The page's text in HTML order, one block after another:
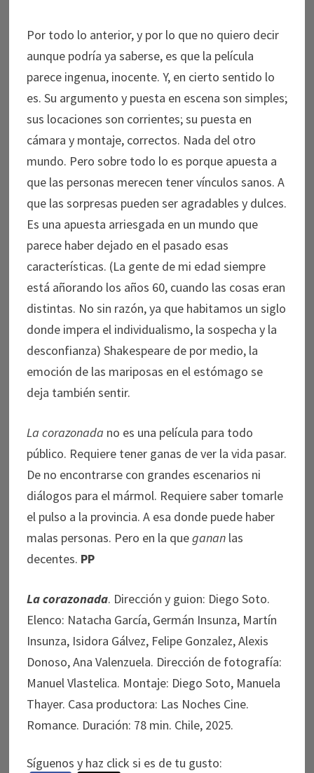
Por todo lo anterior, y por lo que no quiero decir
aunque podría ya saberse, es que la película
parece ingenua, inocente. Y, en cierto sentido lo
es. Su argumento y puesta en escena son simples;
sus locaciones son corrientes; su puesta en
cámara y montaje, correctos. Nada del otro
mundo. Pero sobre todo lo es porque apuesta a
que las personas merecen tener vínculos sanos. A
que las sorpresas pueden ser agradables y dulces.
Es una apuesta arriesgada en un mundo que
parece haber dejado en el pasado esas
características. (La gente de mi edad siempre
está añorando los años 60, cuando las cosas eran
distintas. No sin razón, ya que habitamos un siglo
donde impera el individualismo, la sospecha y la
desconfianza) Shakespeare de por medio, la
emoción de las mariposas en el estómago se
deja también sentir.
La corazonada no es una película para todo
público. Requiere tener ganas de ver la vida pasar.
De no encontrarse con grandes escenarios ni
diálogos para el mármol. Requiere saber tomarle
el pulso a la provincia. A esa donde puede haber
malas personas. Pero en la quegananlas
decentes. PP
La corazonada. Dirección y guion: Diego Soto.
Elenco: Natacha García, Germán Insunza, Martín
Insunza, Isidora Gálvez, Felipe Gonzalez, Alexis
Donoso, Ana Valenzuela. Dirección de fotografía:
Manuel Vlastelica. Montaje: Diego Soto, Manuela
Thayer. Casa productora: Las Noches Cine.
Romance. Duración: 78 min. Chile, 2025.
Síguenos y haz click si es de tu gusto: